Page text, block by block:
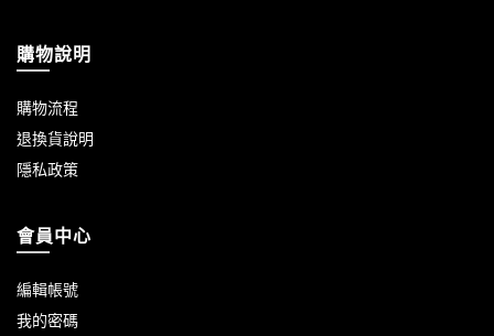
購物說明
購物流程
退換貨說明
隱私政策
會員中心
編輯帳號
我的密碼